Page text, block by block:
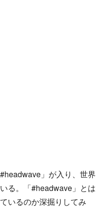
」が入り、世界
る。「#headwave」とは
いるのか深掘りしてみ